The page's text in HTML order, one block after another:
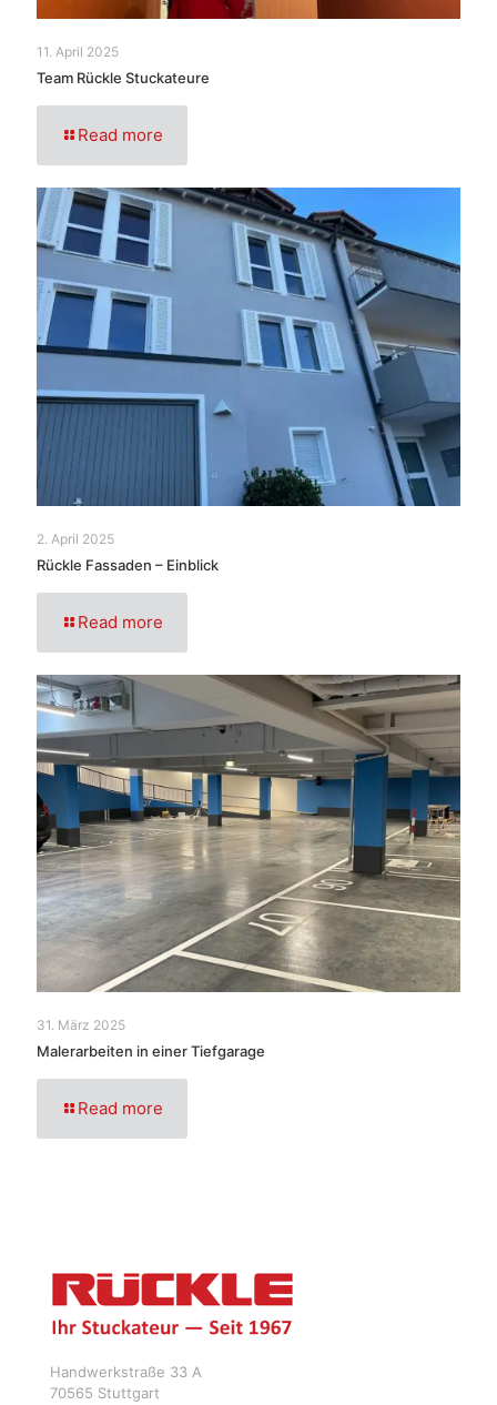
11. April 2025
Team Rückle Stuckateure
Read more
2. April 2025
Rückle Fassaden – Einblick
Read more
31. März 2025
Malerarbeiten in einer Tiefgarage
Read more
Handwerkstraße 33 A
70565 Stuttgart